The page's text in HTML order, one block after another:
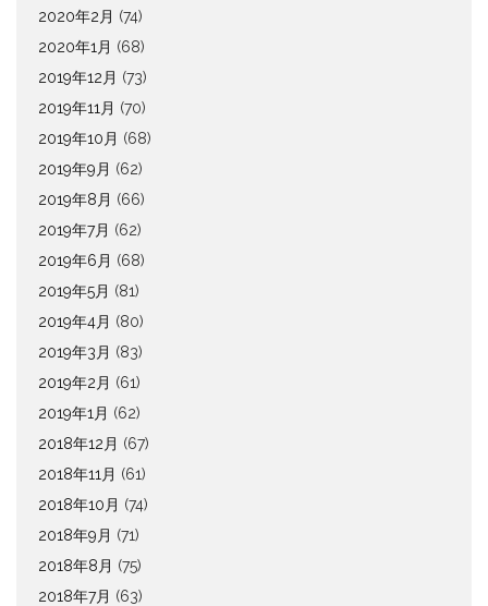
2020年2月 (74)
2020年1月 (68)
2019年12月 (73)
2019年11月 (70)
2019年10月 (68)
2019年9月 (62)
2019年8月 (66)
2019年7月 (62)
2019年6月 (68)
2019年5月 (81)
2019年4月 (80)
2019年3月 (83)
2019年2月 (61)
2019年1月 (62)
2018年12月 (67)
2018年11月 (61)
2018年10月 (74)
2018年9月 (71)
2018年8月 (75)
2018年7月 (63)